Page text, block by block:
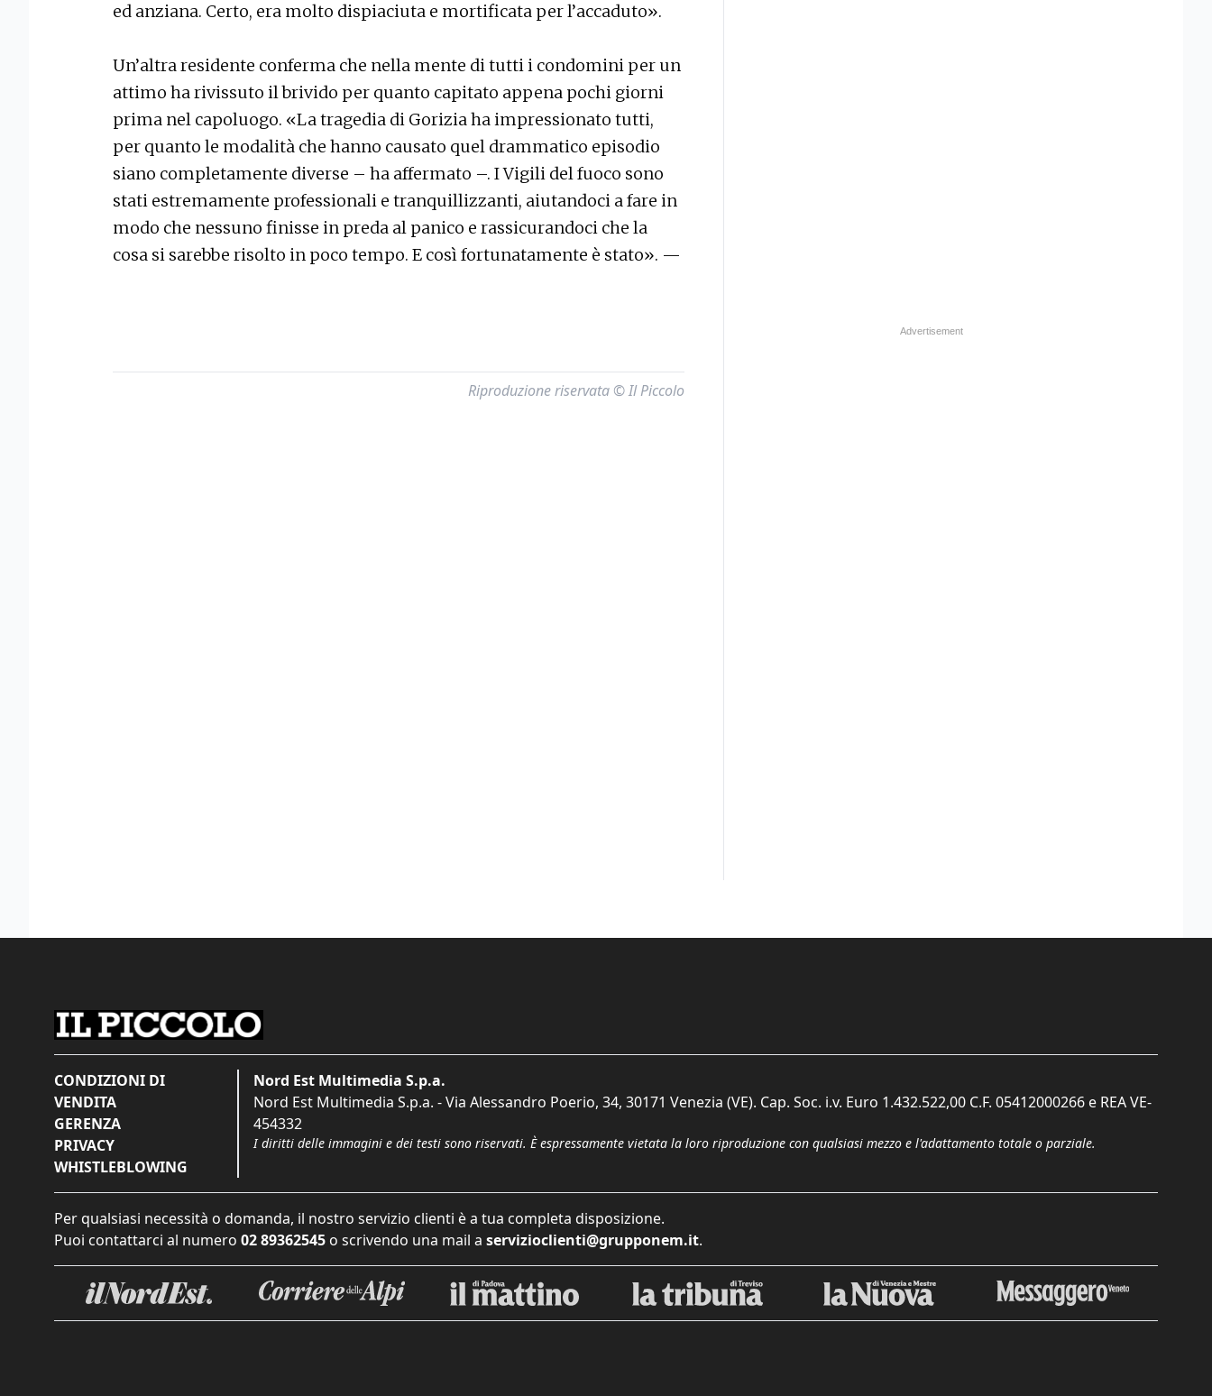
ed anziana. Certo, era molto dispiaciuta e mortificata per l’accaduto».
Un’altra residente conferma che nella mente di tutti i condomini per un
attimo ha rivissuto il brivido per quanto capitato appena pochi giorni
prima nel capoluogo. «La tragedia di Gorizia ha impressionato tutti,
per quanto le modalità che hanno causato quel drammatico episodio
siano completamente diverse – ha affermato –. I Vigili del fuoco sono
stati estremamente professionali e tranquillizzanti, aiutandoci a fare in
modo che nessuno finisse in preda al panico e rassicurandoci che la
cosa si sarebbe risolto in poco tempo. E così fortunatamente è stato». —
Riproduzione riservata © Il Piccolo
CONDIZIONI DI
VENDITA
GERENZA
PRIVACY
WHISTLEBLOWING
Nord Est Multimedia S.p.a.
Nord Est Multimedia S.p.a. - Via Alessandro Poerio, 34, 30171 Venezia (VE). Cap. Soc. i.v. Euro 1.432.522,00 C.F. 05412000266 e REA VE-
454332
I diritti delle immagini e dei testi sono riservati. È espressamente vietata la loro riproduzione con qualsiasi mezzo e l'adattamento totale o parziale.
Per qualsiasi necessità o domanda, il nostro servizio clienti è a tua completa disposizione.
Puoi contattarci al numero 02 89362545 o scrivendo una mail a servizioclienti@grupponem.it.